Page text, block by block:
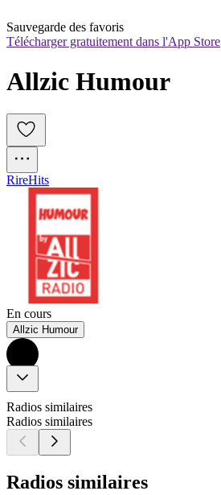
Sauvegarde des favoris
Télécharger gratuitement dans l'App Store
Allzic Humour
RireHits
En cours
Allzic Humour
Radios similaires
Radios similaires
Radios similaires